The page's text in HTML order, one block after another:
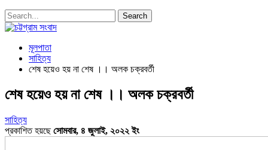
মূলপাতা
সাহিত্য
শেষ হয়েও হয় না শেষ ।। অলক চক্রবর্তী
শেষ হয়েও হয় না শেষ ।। অলক চক্রবর্তী
সাহিত্য
প্রকাশিত হয়ছেসোমবার, ৪ জুলাই, ২০২২ ইং